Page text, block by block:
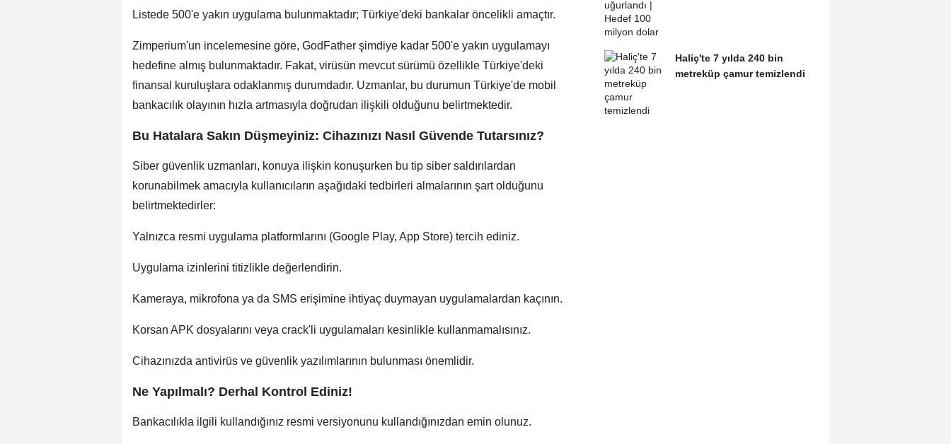
Listede 500'e yakın uygulama bulunmaktadır; Türkiye'deki bankalar öncelikli amaçtır.
Zimperium'un incelemesine göre, GodFather şimdiye kadar 500'e yakın uygulamayı
hedefine almış bulunmaktadır. Fakat, virüsün mevcut sürümü özellikle Türkiye'deki
finansal kuruluşlara odaklanmış durumdadır. Uzmanlar, bu durumun Türkiye'de mobil
bankacılık olayının hızla artmasıyla doğrudan ilişkili olduğunu belirtmektedir.
Bu Hatalara Sakın Düşmeyiniz: Cihazınızı Nasıl Güvende Tutarsınız?
Siber güvenlik uzmanları, konuya ilişkin konuşurken bu tip siber saldırılardan
korunabilmek amacıyla kullanıcıların aşağıdaki tedbirleri almalarının şart olduğunu
belirtmektedirler:
Yalnızca resmi uygulama platformlarını (Google Play, App Store) tercih ediniz.
Uygulama izinlerini titizlikle değerlendirin.
Kameraya, mikrofona ya da SMS erişimine ihtiyaç duymayan uygulamalardan kaçının.
Korsan APK dosyalarını veya crack'li uygulamaları kesinlikle kullanmamalısınız.
Cihazınızda antivirüs ve güvenlik yazılımlarının bulunması önemlidir.
Ne Yapılmalı? Derhal Kontrol Ediniz!
Bankacılıkla ilgili kullandığınız resmi versiyonunu kullandığınızdan emin olunuz.
Haliç'te 7 yılda 240 bin
metreküp çamur temizlendi